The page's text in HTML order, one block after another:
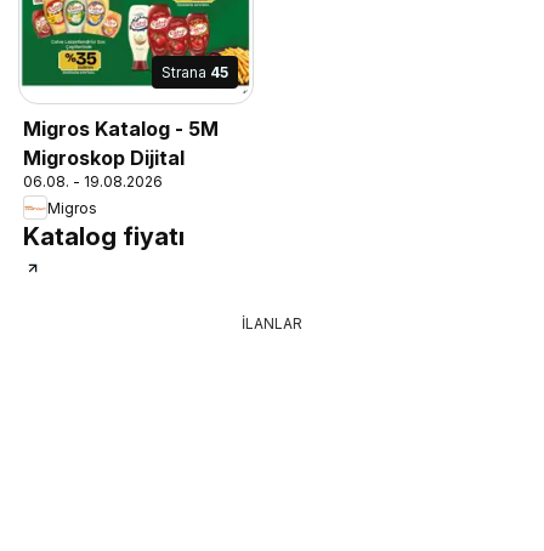
Strana 45
Migros Katalog - 5M
Migroskop Dijital
06.08. - 19.08.2026
Migros
Katalog fiyatı
İLANLAR